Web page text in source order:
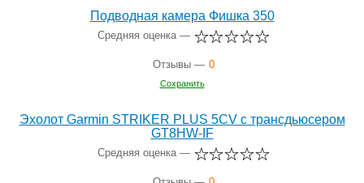
Подводная камера Фишка 350
Средняя оценка —
Отзывы — 0
Сохранить
Эхолот Garmin STRIKER PLUS 5CV c трансдьюсером
GT8HW-IF
Средняя оценка —